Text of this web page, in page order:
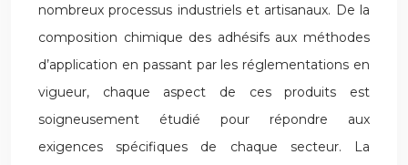
nombreux processus industriels et artisanaux. De la
composition chimique des adhésifs aux méthodes
d’application en passant par les réglementations en
vigueur, chaque aspect de ces produits est
soigneusement étudié pour répondre aux
exigences spécifiques de chaque secteur. La